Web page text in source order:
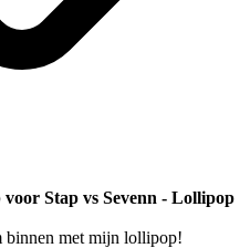
Stap vs Sevenn - Lollipop
met mijn lollipop!